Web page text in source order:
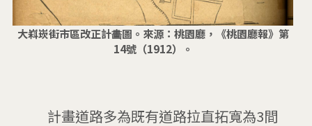
大嵙崁街市區改正計畵圖。來源：桃園廳，《桃園廳報》第
14號（1912）。